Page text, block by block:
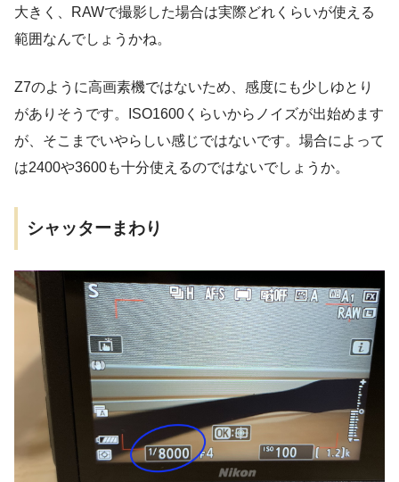
大きく、RAWで撮影した場合は実際どれくらいが使える
範囲なんでしょうかね。
Z7のように高画素機ではないため、感度にも少しゆとり
がありそうです。ISO1600くらいからノイズが出始めます
が、そこまでいやらしい感じではないです。場合によって
は2400や3600も十分使えるのではないでしょうか。
シャッターまわり